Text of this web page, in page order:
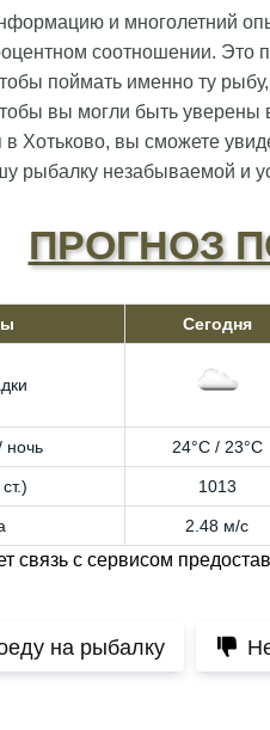
и многолетний
соотношении. Это
поймать именно ту
вы могли быть
Хотьково, вы сможете
рыбалку незабываемой и
ПРОГНОЗ
Сегодня
ночь 24°C / 23°C
1013
2.48 м/с
связь с сервисом
на рыбалку